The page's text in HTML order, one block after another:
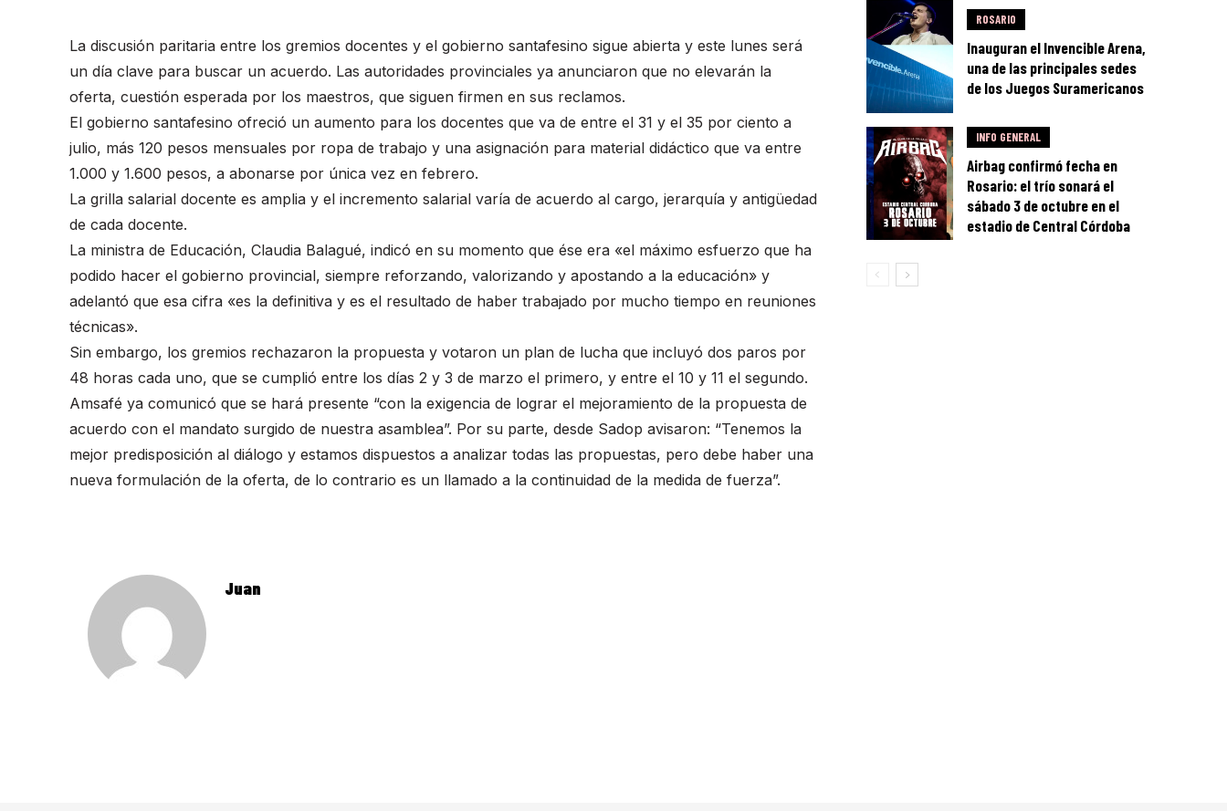
La discusión paritaria entre los gremios docentes y el gobierno santafesino sigue abierta y este lunes será
un día clave para buscar un acuerdo. Las autoridades provinciales ya anunciaron que no elevarán la
oferta, cuestión esperada por los maestros, que siguen firmen en sus reclamos.
El gobierno santafesino ofreció un aumento para los docentes que va de entre el 31 y el 35 por ciento a
julio, más 120 pesos mensuales por ropa de trabajo y una asignación para material didáctico que va entre
1.000 y 1.600 pesos, a abonarse por única vez en febrero.
La grilla salarial docente es amplia y el incremento salarial varía de acuerdo al cargo, jerarquía y antigüedad
de cada docente.
La ministra de Educación, Claudia Balagué, indicó en su momento que ése era «el máximo esfuerzo que ha
podido hacer el gobierno provincial, siempre reforzando, valorizando y apostando a la educación» y
adelantó que esa cifra «es la definitiva y es el resultado de haber trabajado por mucho tiempo en reuniones
técnicas».
Sin embargo, los gremios rechazaron la propuesta y votaron un plan de lucha que incluyó dos paros por
48 horas cada uno, que se cumplió entre los días 2 y 3 de marzo el primero, y entre el 10 y 11 el segundo.
Amsafé ya comunicó que se hará presente “con la exigencia de lograr el mejoramiento de la propuesta de
acuerdo con el mandato surgido de nuestra asamblea”. Por su parte, desde Sadop avisaron: “Tenemos la
mejor predisposición al diálogo y estamos dispuestos a analizar todas las propuestas, pero debe haber una
nueva formulación de la oferta, de lo contrario es un llamado a la continuidad de la medida de fuerza”.
Juan
ROSARIO
Inauguran el Invencible Arena,
una de las principales sedes
de los Juegos Suramericanos
INFO GENERAL
Airbag confirmó fecha en
Rosario: el trío sonará el
sábado 3 de octubre en el
estadio de Central Córdoba